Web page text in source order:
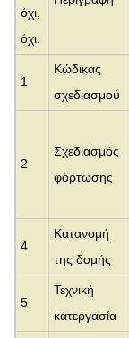
όχι,
όχι.
1
Κώδικας
σχεδιασμού
2
Σχεδιασμός
φόρτωσης
4
Κατανομή
της δομής
5
Τεχνική
κατεργασία